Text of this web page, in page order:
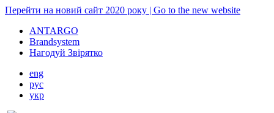
Перейти на новий сайт 2020 року | Go to the new website
ANTARGO
Brandsystem
Нагодуй Звірятко
eng
рус
укр